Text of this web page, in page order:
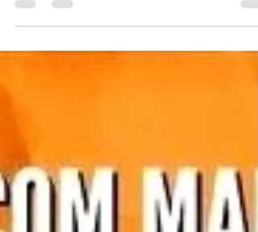
feita. Já vai começar a ter uma visão de...